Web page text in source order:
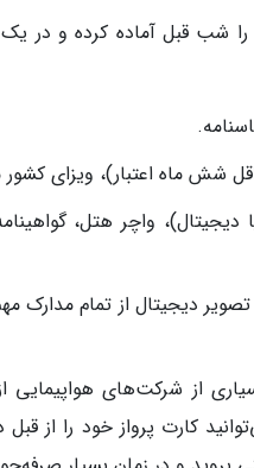
را شب قبل آماده کرده و
شش ماه اعتبار)، ویزای
دیجیتال)، واچر هتل،
دیجیتال از تمام مدارک
کارت پرواز خود را از